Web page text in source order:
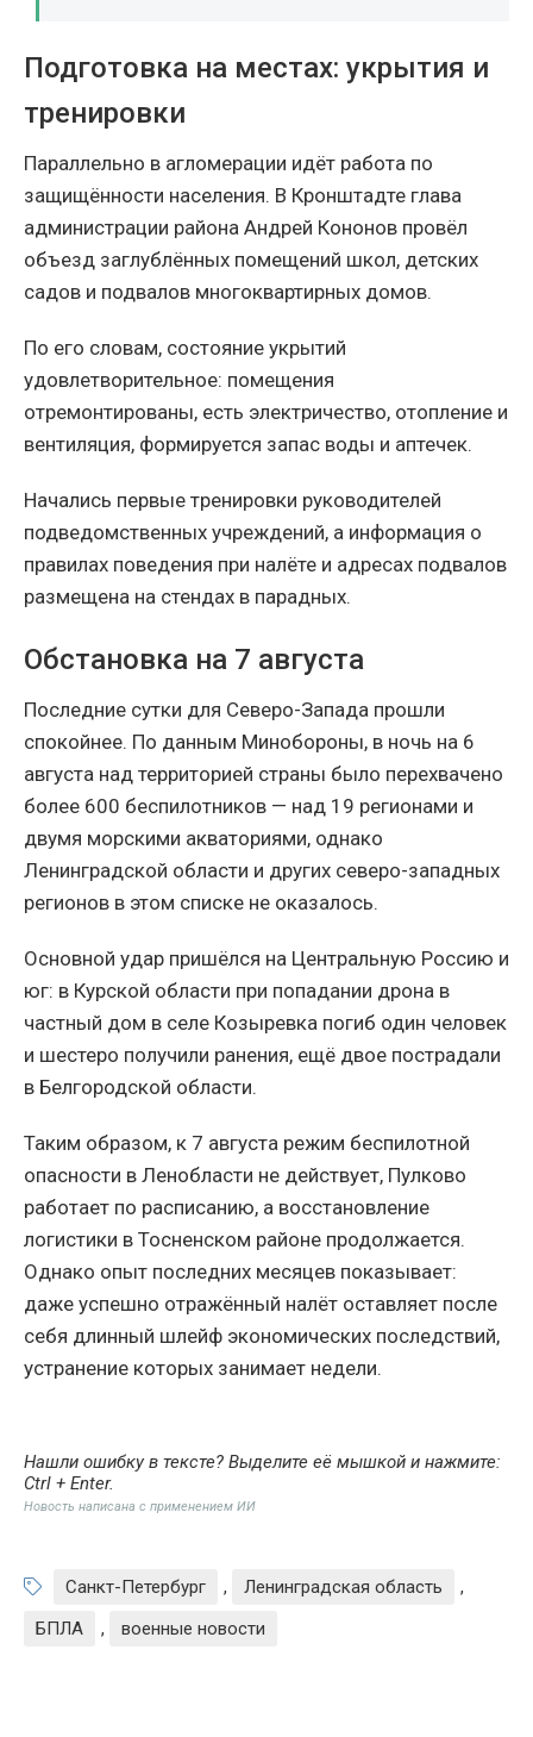
Подготовка на местах: укрытия и
тренировки
Параллельно в агломерации идёт работа по
защищённости населения. В Кронштадте глава
администрации района Андрей Кононов провёл
объезд заглублённых помещений школ, детских
садов и подвалов многоквартирных домов.
По его словам, состояние укрытий
удовлетворительное: помещения
отремонтированы, есть электричество, отопление и
вентиляция, формируется запас воды и аптечек.
Начались первые тренировки руководителей
подведомственных учреждений, а информация о
правилах поведения при налёте и адресах подвалов
размещена на стендах в парадных.
Обстановка на 7 августа
Последние сутки для Северо-Запада прошли
спокойнее. По данным Минобороны, в ночь на 6
августа над территорией страны было перехвачено
более 600 беспилотников — над 19 регионами и
двумя морскими акваториями, однако
Ленинградской области и других северо-западных
регионов в этом списке не оказалось.
Основной удар пришёлся на Центральную Россию и
юг: в Курской области при попадании дрона в
частный дом в селе Козыревка погиб один человек
и шестеро получили ранения, ещё двое пострадали
в Белгородской области.
Таким образом, к 7 августа режим беспилотной
опасности в Ленобласти не действует, Пулково
работает по расписанию, а восстановление
логистики в Тосненском районе продолжается.
Однако опыт последних месяцев показывает:
даже успешно отражённый налёт оставляет после
себя длинный шлейф экономических последствий,
устранение которых занимает недели.
Нашли ошибку в тексте? Выделите её мышкой и нажмите:
Ctrl + Enter.
Новость написана с применением ИИ
Санкт-Петербург , Ленинградская область
,
БПЛА
, военные новости